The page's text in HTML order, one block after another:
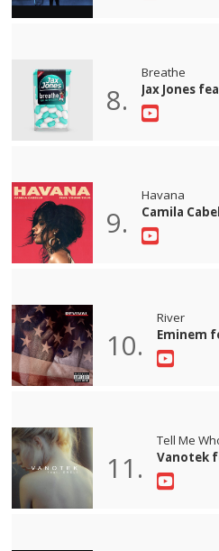
8.
Breathe
Jax Jones
9.
Havana
Camila
10.
River
Eminem
11.
Tell Me
Vanotek